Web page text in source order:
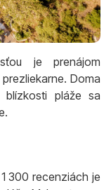
je prenájom
Doma
blízkosti pláže sa
300 recenziách je